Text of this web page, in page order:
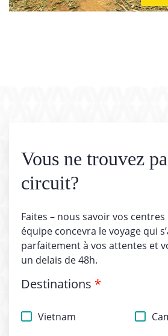
Vous ne trouvez
circuit?
Faites – nous savoir vos
équipe concevra le voyage qui
parfaitement à vos attentes et
un delais de 48h.
Destinations *
Vietnam